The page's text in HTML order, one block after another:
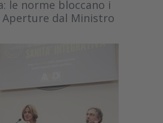
le norme bloccano i
Aperture dal Ministro